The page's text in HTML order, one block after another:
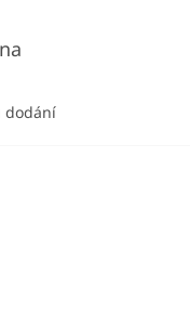
je 5 z 5 hvězdiček.
dodání